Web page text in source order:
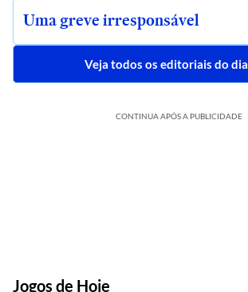
Uma greve irresponsável
Veja todos os editoriais do dia
CONTINUA APÓS A PUBLICIDADE
Jogos de Hoje